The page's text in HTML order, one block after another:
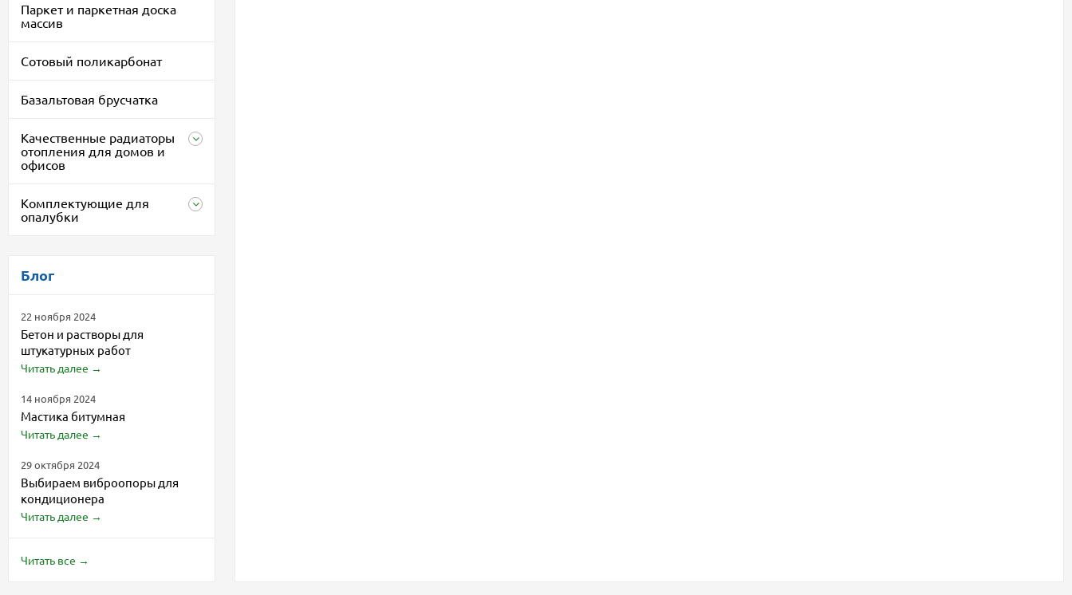
Паркет и паркетная доска
массив
Сотовый поликарбонат
Базальтовая брусчатка
Качественные радиаторы
отопления для домов и
офисов
Комплектующие для
опалубки
Блог
22 ноября 2024
Бетон и растворы для
штукатурных работ
Читать далее →
14 ноября 2024
Мастика битумная
Читать далее →
29 октября 2024
Выбираем виброопоры для
кондиционера
Читать далее →
Читать все →